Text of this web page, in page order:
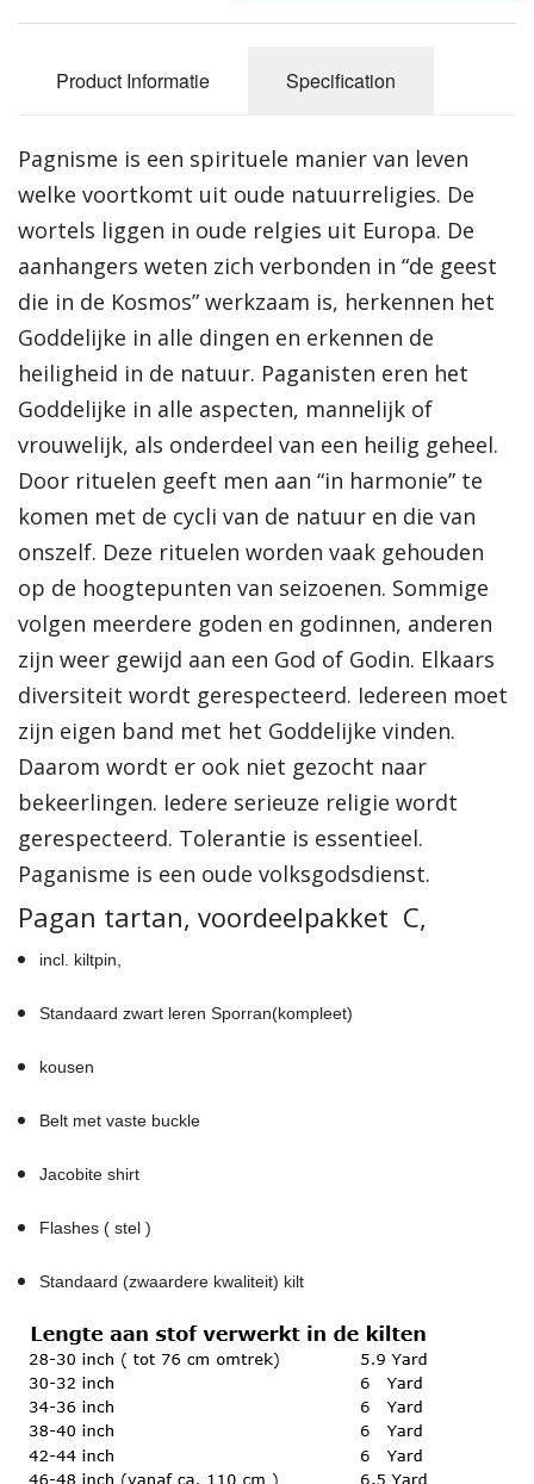
Product Informatie Specification
Pagnisme is een spirituele manier van leven
welke voortkomt uit oude natuurreligies. De
wortels liggen in oude relgies uit Europa. De
aanhangers weten zich verbonden in “de geest
die in de Kosmos” werkzaam is, herkennen het
Goddelijke in alle dingen en erkennen de
heiligheid in de natuur. Paganisten eren het
Goddelijke in alle aspecten, mannelijk of
vrouwelijk, als onderdeel van een heilig geheel.
Door rituelen geeft men aan “in harmonie” te
komen met de cycli van de natuur en die van
onszelf. Deze rituelen worden vaak gehouden
op de hoogtepunten van seizoenen. Sommige
volgen meerdere goden en godinnen, anderen
zijn weer gewijd aan een God of Godin. Elkaars
diversiteit wordt gerespecteerd. Iedereen moet
zijn eigen band met het Goddelijke vinden.
Daarom wordt er ook niet gezocht naar
bekeerlingen. Iedere serieuze religie wordt
gerespecteerd. Tolerantie is essentieel.
Paganisme is een oude volksgodsdienst.
Pagan tartan, voordeelpakket C,
incl. kiltpin,
Standaard zwart leren Sporran(kompleet)
kousen
Belt met vaste buckle
Jacobite shirt
Flashes ( stel )
Standaard (zwaardere kwaliteit) kilt